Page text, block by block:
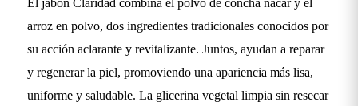
El jabón Claridad combina el polvo de concha nácar y el
arroz en polvo, dos ingredientes tradicionales conocidos por
su acción aclarante y revitalizante. Juntos, ayudan a reparar
y regenerar la piel, promoviendo una apariencia más lisa,
uniforme y saludable. La glicerina vegetal limpia sin resecar